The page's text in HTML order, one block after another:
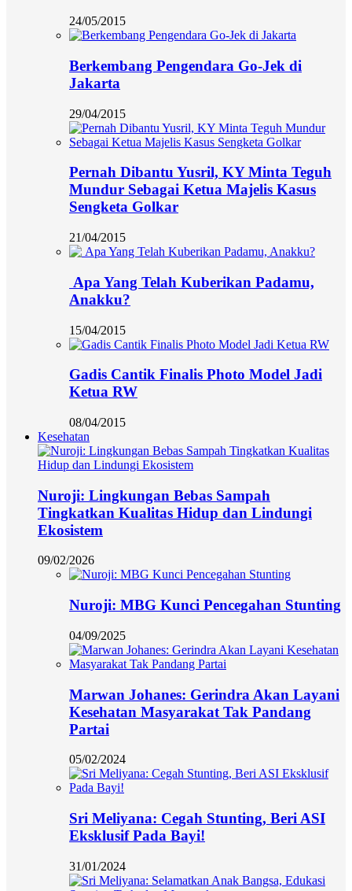
24/05/2015
Berkembang Pengendara Go-Jek di
Jakarta
29/04/2015
Pernah Dibantu Yusril, KY Minta Teguh
Mundur Sebagai Ketua Majelis Kasus
Sengketa Golkar
21/04/2015
Apa Yang Telah Kuberikan Padamu,
Anakku?
15/04/2015
Gadis Cantik Finalis Photo Model Jadi
Ketua RW
08/04/2015
Kesehatan
Nuroji: Lingkungan Bebas Sampah
Tingkatkan Kualitas Hidup dan Lindungi
Ekosistem
09/02/2026
Nuroji: MBG Kunci Pencegahan Stunting
04/09/2025
Marwan Johanes: Gerindra Akan Layani
Kesehatan Masyarakat Tak Pandang
Partai
05/02/2024
Sri Meliyana: Cegah Stunting, Beri ASI
Eksklusif Pada Bayi!
31/01/2024